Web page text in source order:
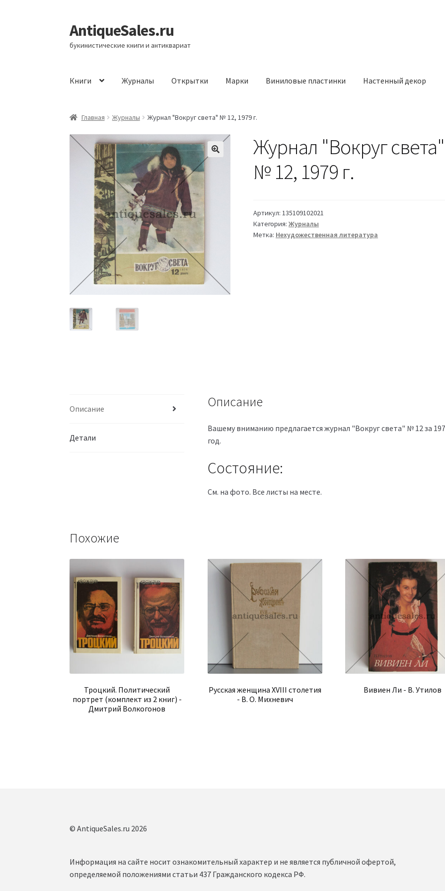
Перейти
к
навигации
Перейти
к
содержимому
AntiqueSales.ru
букинистические книги и антиквариат
Книги Журналы Открытки Марки Виниловые пластинки Настенный декор
ГлавнаяГлавная Журналы Журнал "Вокруг света" № 12, 1979 г.
Журнал "Вокруг света"
№ 12, 1979 г.
Артикул:135109102021
Категория:Журналы
Метка: Нехудожественная литература
Описание
Детали
Описание
Вашему вниманию предлагается журнал "Вокруг света" № 12 за
год.
Состояние:
См. на фото. Все листы на месте.
Похожие
Троцкий. Политический
портрет (комплект из 2 книг) -
Дмитрий Волкогонов
Русская женщина XVIII столетия
- В. О. Михневич
Вивиен Ли - В. Утилов
© AntiqueSales.ru 2026
Информация на сайте носит ознакомительный характер и не является публичной офертой,
определяемой положениями статьи 437 Гражданского кодекса РФ.